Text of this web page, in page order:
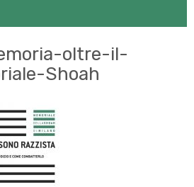
oltre-il-
Shoah